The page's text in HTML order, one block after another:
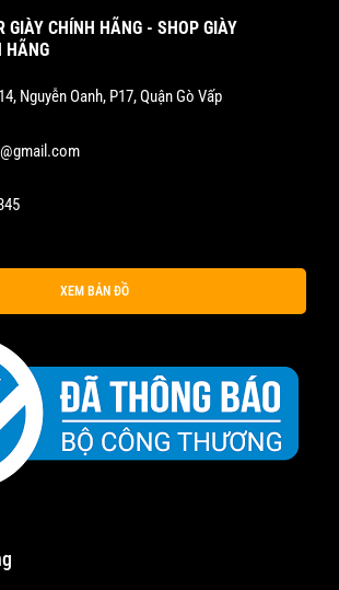
GIÀY CHÍNH HÃNG - SHOP GIÀY
HÃNG
Nguyễn Oanh, P17, Quận Gò Vấp
XEM BẢN ĐỒ